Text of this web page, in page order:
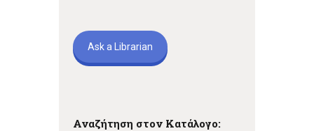
Ask a Librarian
Αναζήτηση στον Κατάλογο: